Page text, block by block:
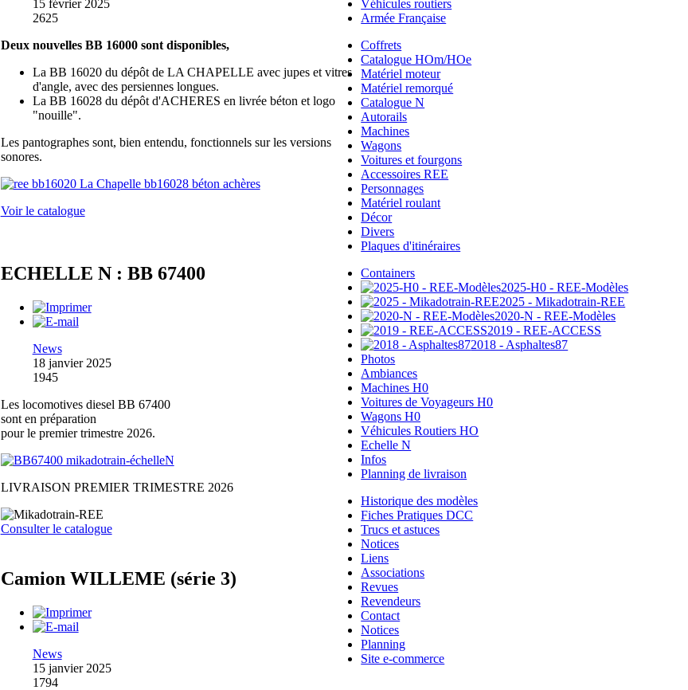
15 février 2025
2625
Deux nouvelles BB 16000 sont disponibles,
La BB 16020 du dépôt de LA CHAPELLE avec jupes et vitres
d'angle, avec des persiennes longues.
La BB 16028 du dépôt d'ACHERES en livrée béton et logo
"nouille".
Les pantographes sont, bien entendu, fonctionnels sur les versions
sonores.
Voir le catalogue
ECHELLE N : BB 67400
News
18 janvier 2025
1945
Les locomotives diesel BB 67400
sont en préparation
pour le premier trimestre 2026.
LIVRAISON PREMIER TRIMESTRE 2026
Consulter le catalogue
Camion WILLEME (série 3)
News
15 janvier 2025
1794
Véhicules routiers
Armée Française
Coffrets
Catalogue HOm/HOe
Matériel moteur
Matériel remorqué
Catalogue N
Autorails
Machines
Wagons
Voitures et fourgons
Accessoires REE
Personnages
Matériel roulant
Décor
Divers
Plaques d'itinéraires
Containers
2025-H0 - REE-Modèles
2025 - Mikadotrain-REE
2020-N - REE-Modèles
2019 - REE-ACCESS
2018 - Asphaltes87
Photos
Ambiances
Machines H0
Voitures de Voyageurs H0
Wagons H0
Véhicules Routiers HO
Echelle N
Infos
Planning de livraison
Historique des modèles
Fiches Pratiques DCC
Trucs et astuces
Notices
Liens
Associations
Revues
Revendeurs
Contact
Notices
Planning
Site e-commerce